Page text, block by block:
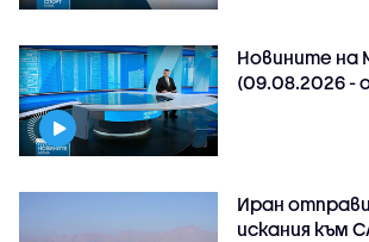
Новините на
(09.08.2026 -
Иран
искания към